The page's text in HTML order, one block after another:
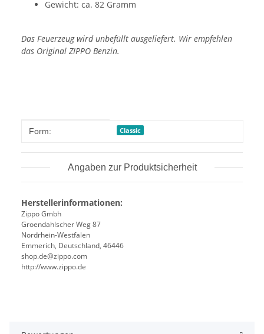
Gewicht: ca. 82 Gramm
Das Feuerzeug wird unbefüllt ausgeliefert. Wir empfehlen
das Original ZIPPO Benzin.
Produkteigenschaft
Wert
Form: Classic
Angaben zur Produktsicherheit
Herstellerinformationen:
Zippo Gmbh
Groendahlscher Weg 87
Nordrhein-Westfalen
Emmerich, Deutschland, 46446
shop.de@zippo.com
http://www.zippo.de